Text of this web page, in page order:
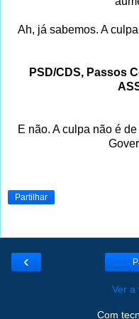
Ah, já sabemos. A
PSD/CDS, Passos
E não. A culpa não é
Partilhar
‹
Ver a
Com